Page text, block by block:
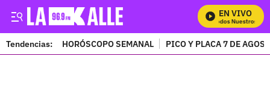
EN VIVO
Mira Todos Nuestros
Tendencias: HORÓSCOPO SEMANAL PICO Y PLACA 7 DE